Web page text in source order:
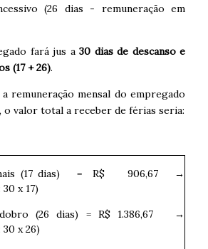
(26 dias - remuneração em
fará jus a 30 dias de descanso e
(17 + 26).
remuneração mensal do empregado
o valor total a receber de férias seria:
(17 dias) = R$ 906,67 →
30 x 17)
(26 dias) = R$ 1.386,67 →
30 x 26)